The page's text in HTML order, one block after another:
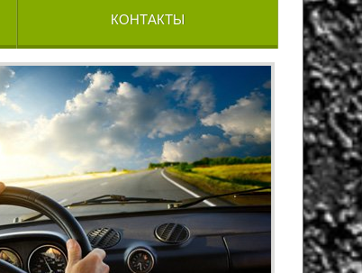
КОНТАКТЫ